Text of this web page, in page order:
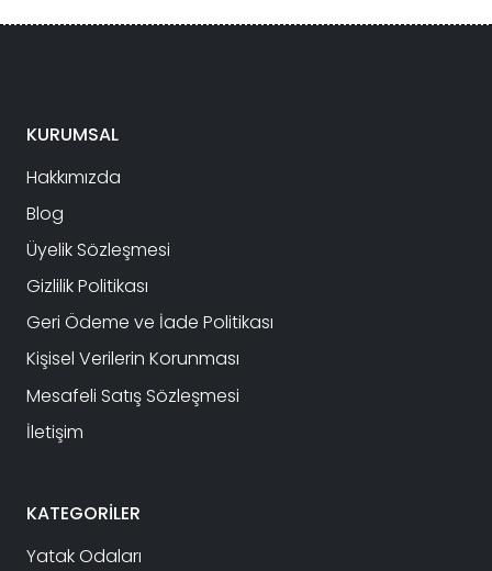
KURUMSAL
Hakkımızda
Blog
Üyelik Sözleşmesi
Gizlilik Politikası
Geri Ödeme ve İade Politikası
Kişisel Verilerin Korunması
Mesafeli Satış Sözleşmesi
İletişim
KATEGORİLER
Yatak Odaları